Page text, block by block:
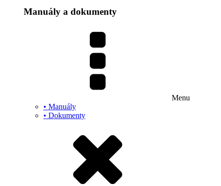
Manuály a dokumenty
Menu
• Manuály
• Dokumenty